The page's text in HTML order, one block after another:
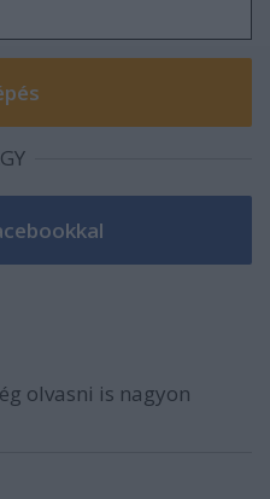
olvasni is nagyon